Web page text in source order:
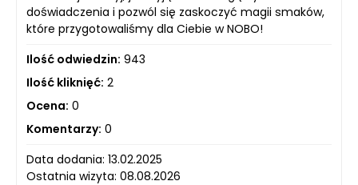
doświadczenia i pozwól się zaskoczyć magii smaków,
które przygotowaliśmy dla Ciebie w NOBO!
Ilość odwiedzin: 943
Ilość kliknięć: 2
Ocena: 0
Komentarzy: 0
Data dodania: 13.02.2025
Ostatnia wizyta: 08.08.2026